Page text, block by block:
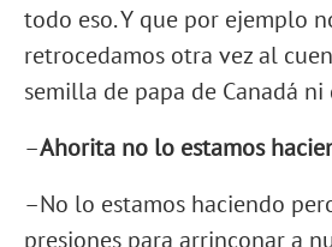
todo eso. Y que por ejemplo
retrocedamos otra vez al
semilla de papa de Canadá
–Ahorita no lo estamos
–No lo estamos haciendo
presiones para arrinconar a